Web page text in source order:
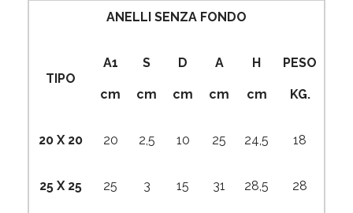
ANELLI SENZA FONDO
TIPO
A1
cm
S
cm
D
cm
A
cm
H
cm
PESO
KG.
20 X 20 20 2,5 10 25 24,5 18
25 X 25 25 3 15 31 28,5 28